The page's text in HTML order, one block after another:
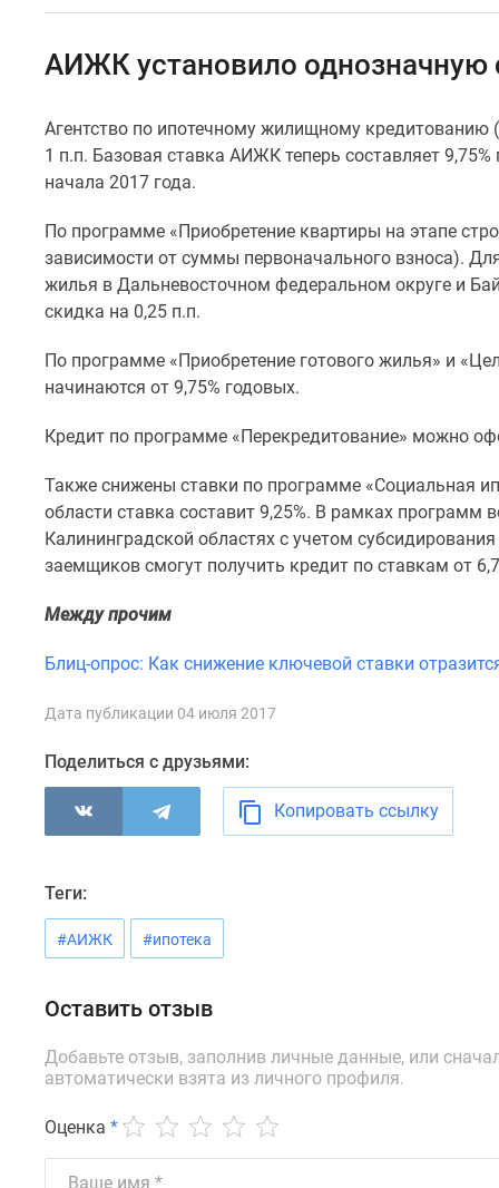
помещения
застройщики
Панорамы
новостроек
новостроек
Экспертиза
новостроек
Экология
Москвы
Подмосковья
комнатные
Квартиры
калькулятор
ипотека
ипотека
эксперта
Покупателю
новостроек
авторы
Контакты
Реклама
АИЖК установило однозначную
Агентство по ипотечному жилищному
1 п.п. Базовая ставка АИЖК теперь составляет
начала 2017 года.
По программе «Приобретение квартиры на этапе
зависимости от суммы первоначального взноса).
жилья в Дальневосточном федеральном округе и
скидка на 0,25 п.п.
По программе «Приобретение готового жилья» и
начинаются от 9,75% годовых.
Кредит по программе «Перекредитование» можно
Также снижены ставки по программе «Социальная
области ставка составит 9,25%. В рамках
Калининградской областях с учетом
заемщиков смогут получить кредит по ставкам от
Между прочим
Блиц-опрос: Как снижение ключевой ставки
Дата публикации 04 июля 2017
Поделиться с друзьями:
Копировать ссылку
Теги:
#АИЖК #ипотека
Оставить отзыв
Добавьте отзыв, заполнив личные данные, или
автоматически взята из личного профиля.
Оценка *